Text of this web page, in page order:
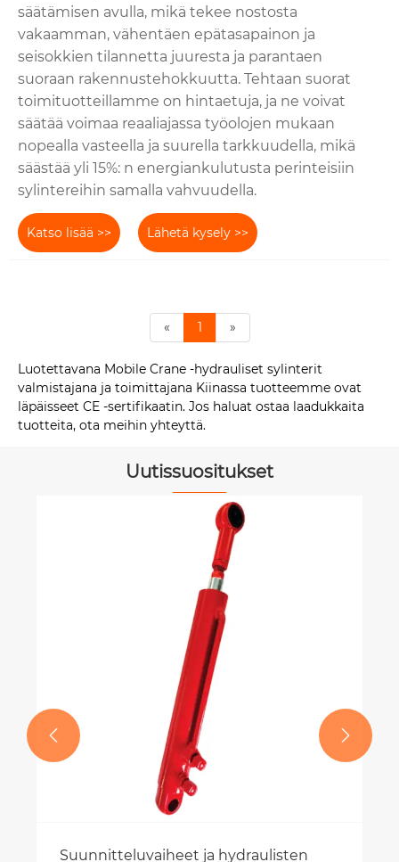
säätämisen avulla, mikä tekee nostosta
vakaamman, vähentäen epätasapainon ja
seisokkien tilannetta juuresta ja parantaen
suoraan rakennustehokkuutta. Tehtaan suorat
toimituotteillamme on hintaetuja, ja ne voivat
säätää voimaa reaaliajassa työolojen mukaan
nopealla vasteella ja suurella tarkkuudella, mikä
säästää yli 15%: n energiankulutusta perinteisiin
sylintereihin samalla vahvuudella.
Katso lisää >> Lähetä kysely >>
« 1 »
Luotettavana Mobile Crane -hydrauliset sylinterit
valmistajana ja toimittajana Kiinassa tuotteemme ovat
läpäisseet CE -sertifikaatin. Jos haluat ostaa laadukkaita
tuotteita, ota meihin yhteyttä.
Uutissuositukset
Suunnitteluvaiheet ja hydraulisten
 